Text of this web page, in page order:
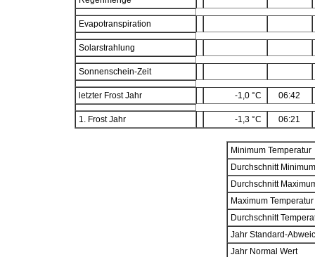
Evapotranspiration
Solarstrahlung
Sonnenschein-Zeit
letzter Frost Jahr -1,0 °C 06:42
1. Frost Jahr -1,3 °C 06:21
Minimum Temperatur
Durchschnitt
Durchschnitt
Maximum Temperatur
Durchschnitt
Jahr Standard-
Jahr Normal Wert